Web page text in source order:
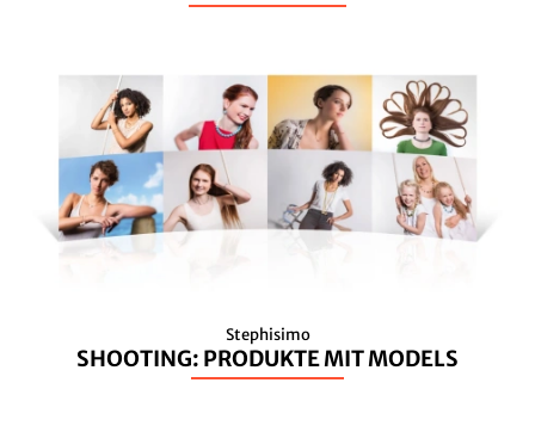
Stephisimo
SHOOTING: PRODUKTE MIT MODELS